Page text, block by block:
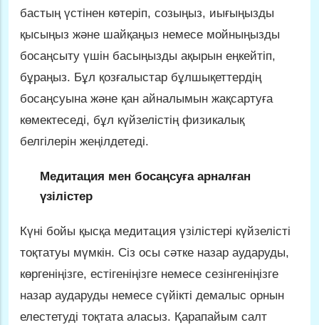
бастың үстінен көтеріп, созыңыз, иығыңызды
қысыңыз және шайқаңыз немесе мойныңызды
босаңсыту үшін басыңызды ақырын еңкейтіп,
бұраңыз. Бұл қозғалыстар бұлшықеттердің
босаңсуына және қан айналымын жақсартуға
көмектеседі, бұл күйзелістің физикалық
белгілерін жеңілдетеді.
Медитация мен босаңсуға арналған
үзілістер
Күні бойы қысқа медитация үзілістері күйзелісті
тоқтатуы мүмкін. Сіз осы сәтке назар аударуды,
көргеніңізге, естігеніңізге немесе сезінгеніңізге
назар аударуды немесе сүйікті демалыс орнын
елестетуді тоқтата аласыз. Қарапайым салт